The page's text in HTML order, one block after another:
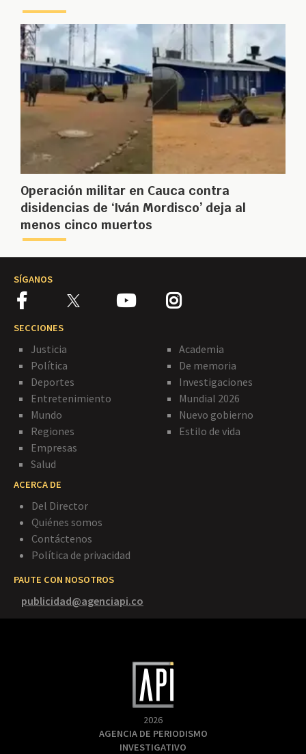
Operación militar en Cauca contra
disidencias de ‘Iván Mordisco’ deja al
menos cinco muertos
SÍGANOS
SECCIONES
Justicia
Política
Deportes
Entretenimiento
Mundo
Regiones
Empresas
Salud
Academia
De memoria
Investigaciones
Mundial 2026
Nuevo gobierno
Estilo de vida
ACERCA DE
Del Director
Quiénes somos
Contáctenos
Política de privacidad
PAUTE CON NOSOTROS
publicidad@agenciapi.co
2026
AGENCIA DE PERIODISMO
INVESTIGATIVO